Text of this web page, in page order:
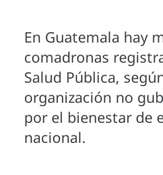
En Guatemala hay
comadronas
Salud Pública,
organización no
por el bienestar de
nacional.